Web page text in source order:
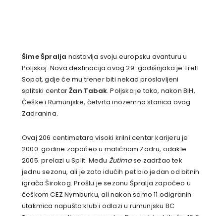
Šime Špralja nastavlja svoju europsku avanturu u
Poljskoj. Nova destinacija ovog 29-godišnjaka je Trefl
Sopot, gdje će mu trener biti nekad proslavljeni
splitski centarŽan Tabak. Poljska je tako, nakon BiH,
Češke i Rumunjske, četvrta inozemna stanica ovog
Zadranina.
Ovaj 206 centimetara visoki krilni centar karijeru je
2000. godine započeo u matičnom Zadru, odakle
2005. prelazi u Split. Među Žutimase zadržao tek
jednu sezonu, ali je zato idućih pet bio jedan od bitnih
igrača Širokog. Prošlu je sezonu Špralja započeo u
češkom CEZ Nymburku, ali nakon samo 11 odigranih
utakmica napušta klub i odlazi u rumunjsku BC